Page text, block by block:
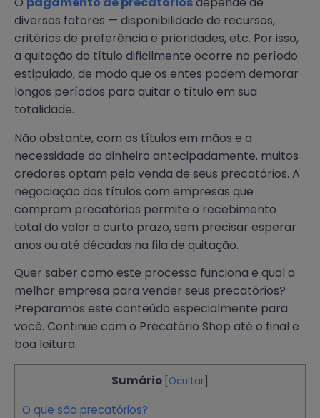
diversos fatores — disponibilidade de recursos,
critérios de preferência e prioridades, etc. Por isso,
a quitação do título dificilmente ocorre no período
estipulado, de modo que os entes podem demorar
longos períodos para quitar o título em sua
totalidade.
Não obstante, com os títulos em mãos e a
necessidade do dinheiro antecipadamente, muitos
credores optam pela venda de seus precatórios. A
negociação dos títulos com empresas que
compram precatórios permite o recebimento
total do valor a curto prazo, sem precisar esperar
anos ou até décadas na fila de quitação.
Quer saber como este processo funciona e qual a
melhor empresa para vender seus precatórios?
Preparamos este conteúdo especialmente para
você. Continue com o Precatório Shop até o final e
boa leitura.
Sumário Ocultar
O que são precatórios?